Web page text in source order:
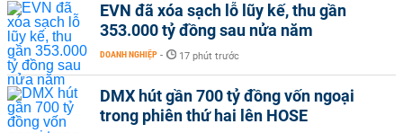
EVN đã xóa sạch lỗ lũy kế, thu gần
353.000 tỷ đồng sau nửa năm
DOANH NGHIỆP - 17 phút trước
DMX hút gần 700 tỷ đồng vốn ngoại
trong phiên thứ hai lên HOSE